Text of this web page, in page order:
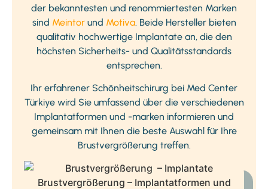
der bekanntesten und renommiertesten Marken
sind Meintorund Motiva. Beide Hersteller bieten
qualitativ hochwertige Implantate an, die den
höchsten Sicherheits- und Qualitätsstandards
entsprechen.
Ihr erfahrener Schönheitschirurg bei Med Center
Türkiye wird Sie umfassend über die verschiedenen
Implantatformen und -marken informieren und
gemeinsam mit Ihnen die beste Auswahl für Ihre
Brustvergrößerung treffen.